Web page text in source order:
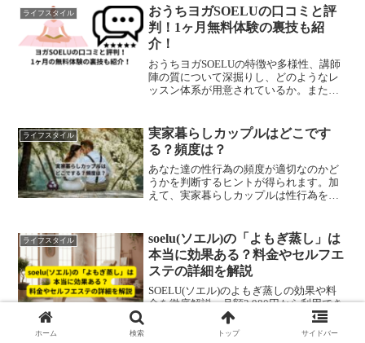
ます。
ライフスタイル
おうちヨガSOELUの口コミと評
判！1ヶ月無料体験の裏技も紹
介！
おうちヨガSOELUの特徴や多様性、講師
陣の質について深掘りし、どのようなレ
ッスン体系が用意されているか。また、
説。1ヶ月100円トライアルを無料体験に
する方法も動画で紹介！
ライフスタイル
実家暮らしカップルはどこです
る？頻度は？
あなた達の性行為の頻度が適切なのかど
うかを判断するヒントが得られます。加
えて、実家暮らしカップルは性行為をど
もってのほか。と考えている方の助けに
なるかもしれません。
ライフスタイル
soelu(ソエル)の「よもぎ蒸し」は
本当に効果ある？料金やセルフエ
ステの詳細を解説
SOELU(ソエル)のよもぎ蒸しの効果や料
金を徹底解説。月額2,980円から利用でき
るセルフエステの魅力や予約方法、実際
の利用者の口コミをまとめました。冷え
ホーム 検索 トップ サイドバー